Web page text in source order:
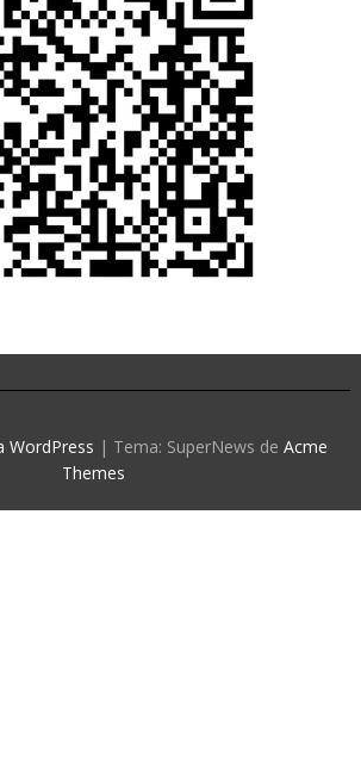
WordPress | Tema: SuperNews de Acme
Themes